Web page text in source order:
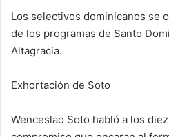
Los selectivos dominicanos se
de los programas de Santo
Altagracia.
Exhortación de Soto
Wenceslao Soto habló a los